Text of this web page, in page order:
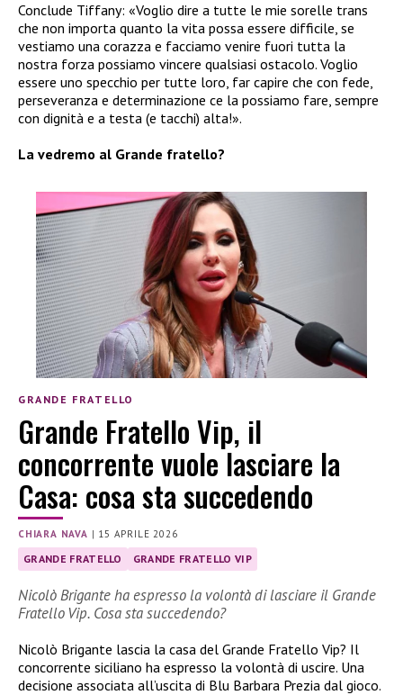
Conclude Tiffany: «Voglio dire a tutte le mie sorelle trans
che non importa quanto la vita possa essere difficile, se
vestiamo una corazza e facciamo venire fuori tutta la
nostra forza possiamo vincere qualsiasi ostacolo. Voglio
essere uno specchio per tutte loro, far capire che con fede,
perseveranza e determinazione ce la possiamo fare, sempre
con dignità e a testa (e tacchi) alta!».
La vedremo al Grande fratello?
GRANDE FRATELLO
Grande Fratello Vip, il
concorrente vuole lasciare la
Casa: cosa sta succedendo
CHIARA NAVA | 15 APRILE 2026
GRANDE FRATELLO GRANDE FRATELLO VIP
Nicolò Brigante ha espresso la volontà di lasciare il Grande
Fratello Vip. Cosa sta succedendo?
Nicolò Brigante lascia la casa del Grande Fratello Vip? Il
concorrente siciliano ha espresso la volontà di uscire. Una
decisione associata all’uscita di Blu Barbara Prezia dal gioco.